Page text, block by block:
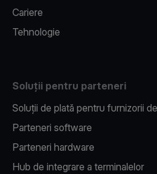
Cariere
Tehnologie
Soluții pentru parteneri
Soluții de plată pentru furnizorii
Parteneri software
Parteneri hardware
Hub de integrare a terminalelor